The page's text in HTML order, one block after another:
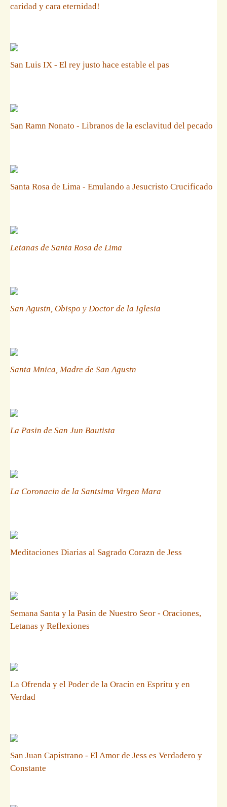
caridad y cara eternidad!
San Luis IX - El rey justo hace estable el pas
San Ramn Nonato - Libranos de la esclavitud del pecado
Santa Rosa de Lima - Emulando a Jesucristo Crucificado
Letanas de Santa Rosa de Lima
San Agustn, Obispo y Doctor de la Iglesia
Santa Mnica, Madre de San Agustn
La Pasin de San Jun Bautista
La Coronacin de la Santsima Virgen Mara
Meditaciones Diarias al Sagrado Corazn de Jess
Semana Santa y la Pasin de Nuestro Seor - Oraciones,
Letanas y Reflexiones
La Ofrenda y el Poder de la Oracin en Espritu y en
Verdad
San Juan Capistrano - El Amor de Jess es Verdadero y
Constante